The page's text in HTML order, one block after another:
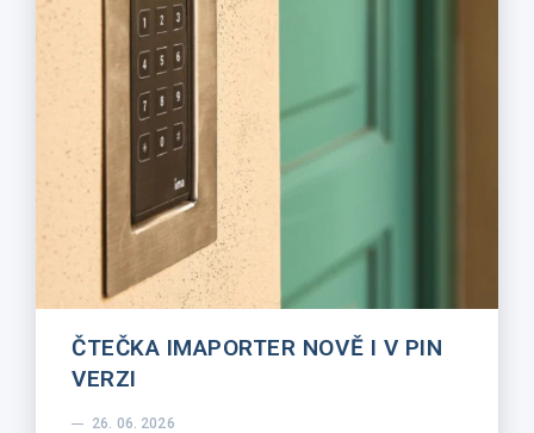
ČTEČKA IMAPORTER NOVĚ I V PIN
VERZI
26. 06. 2026